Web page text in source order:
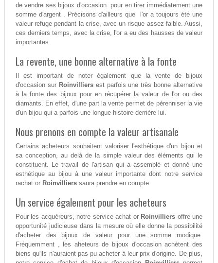
de vendre ses bijoux d'occasion pour en tirer immédiatement une
somme d'argent . Précisons d'ailleurs que l'or a toujours été une
valeur refuge pendant la crise, avec un risque assez faible. Aussi,
ces derniers temps, avec la crise, l'or a eu des hausses de valeur
importantes.
La revente, une bonne alternative à la fonte
Il est important de noter également que la vente de bijoux
d'occasion sur Roinvilliersest parfois une très bonne alternative
à la fonte des bijoux pour en récupérer la valeur de l'or ou des
diamants. En effet, d'une part la vente permet de pérenniser la vie
d'un bijou qui a parfois une longue histoire derrière lui.
Nous prenons en compte la valeur artisanale
Certains acheteurs souhaitent valoriser l'esthétique d'un bijou et
sa conception, au delà de la simple valeur des éléments qui le
constituent. Le travail de l'artisan qui a assemblé et donné une
esthétique au bijou à une valeur importante dont notre service
rachat or Roinvillierssaura prendre en compte.
Un service également pour les acheteurs
Pour les acquéreurs, notre service achat or Roinvilliers offre une
opportunité judicieuse dans la mesure où elle donne la possibilité
d'acheter des bijoux de valeur pour une somme modique.
Fréquemment , les aheteurs de bijoux d'occasion achètent des
biens qu'ils n'auraient pas pu acheter à leur prix d'origine. De plus,